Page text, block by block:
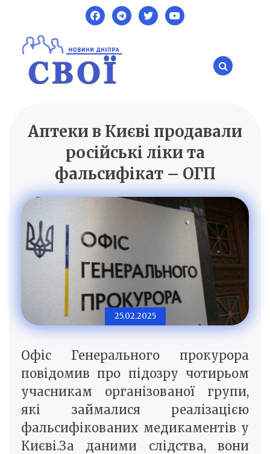
content
SVOI.DP.UA
Новини Дніпра
Аптеки в Києві продавали
російські ліки та
фальсифікат – ОГП
25.02.2025
Офіс Генерального прокурора
повідомив про підозру чотирьом
учасникам організованої групи,
які займалися реалізацією
фальсифікованих медикаментів у
Києві.За даними слідства, вони